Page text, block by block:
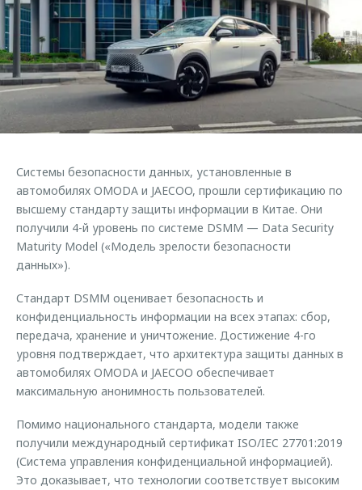
Страхование
Кредитный калькулятор
Аксессуары
Одежда и сувениры
Оригинальные аксессуары
Трейд-ин
Калькулятор трейд-ин
Дополнительная техническая поддержка
Руководства по эксплуатации
Клиентская поддержка
O&J Автоклуб
Клуб владельцев OMODA
Аксессуары
Одежда и сувениры
Оригинальные аксессуары
Запчасти
Обратная связь
Системы безопасности данных, установленные в
автомобилях OMODA и JAECOO, прошли сертификацию по
высшему стандарту защиты информации в Китае. Они
получили 4-й уровень по системе DSMM — Data Security
Maturity Model («Модель зрелости безопасности
данных»).
Стандарт DSMM оценивает безопасность и
конфиденциальность информации на всех этапах: сбор,
передача, хранение и уничтожение. Достижение 4-го
уровня подтверждает, что архитектура защиты данных в
автомобилях OMODA и JAECOO обеспечивает
максимальную анонимность пользователей.
Помимо национального стандарта, модели также
получили международный сертификат ISO/IEC 27701:2019
(Система управления конфиденциальной информацией).
Это доказывает, что технологии соответствует высоким